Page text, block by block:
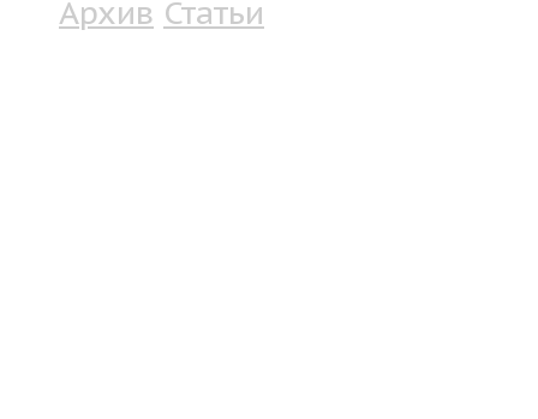
Архив Статьи